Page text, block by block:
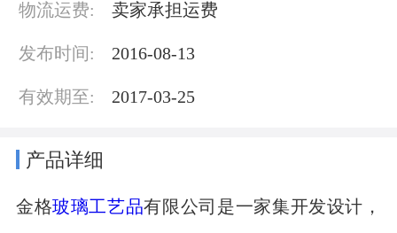
物流运费: 卖家承担运费
发布时间: 2016-08-13
有效期至: 2017-03-25
产品详细
金格玻璃工艺品有限公司是一家集开发设计，